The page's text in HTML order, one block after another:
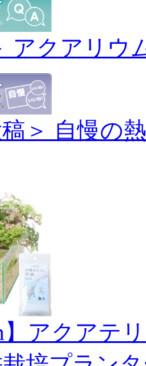
アクアリウ
稿＞ 自慢の
】アクアテ